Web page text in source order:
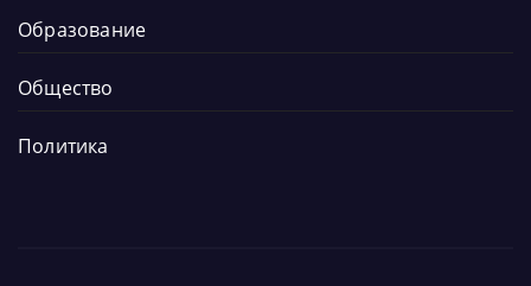
Образование
Общество
Политика